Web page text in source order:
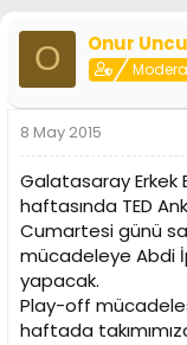
u
y
u
B
a
ş
l
a
t
a
n
a
n
ı
t
a
i
h
i
O Onur Uncu
8 May 2015
Galatasaray Erkek
haftasında TED
Cumartesi günü
mücadeleye Abdi
yapacak.
Play-off
haftada